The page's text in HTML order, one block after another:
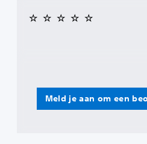
Meld je aan om een